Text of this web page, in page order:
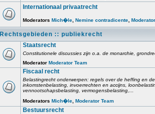
Internationaal privaatrecht
Moderators Mich�le Nemine contradicente
Rechtsgebieden :: publiekrecht
Staatsrecht
Constitutionele discussies zijn o.a. de monarchie,
Moderator Moderator Team
Fiscaal recht
Belastingrecht onderwerpen: regels over de heffing en
inkomstenbelasting, invoerrechten en accijns,
vennootschapsbelasting, vermogensbelasting,...
Moderators Mich�le Moderator Team
Bestuursrecht